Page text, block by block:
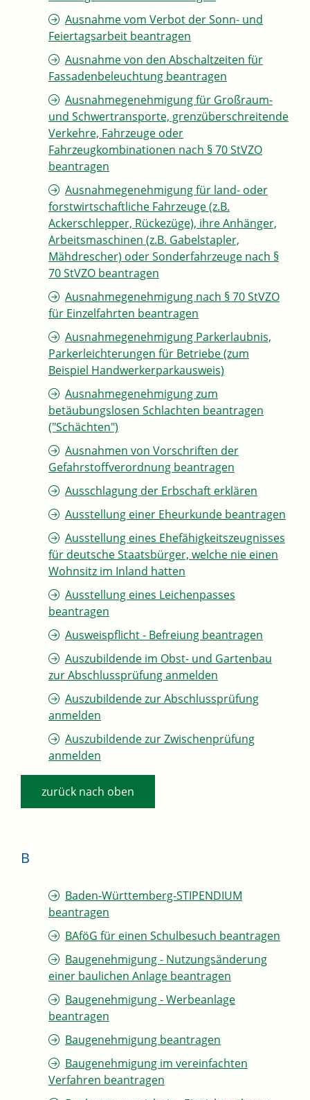
Ausnahme vom Verbot der Sonn- und
Feiertagsarbeit beantragen
Ausnahme von den Abschaltzeiten für
Fassadenbeleuchtung beantragen
Ausnahmegenehmigung für Großraum-
und Schwertransporte, grenzüberschreitende
Verkehre, Fahrzeuge oder
Fahrzeugkombinationen nach § 70 StVZO
beantragen
Ausnahmegenehmigung für land- oder
forstwirtschaftliche Fahrzeuge (z.B.
Ackerschlepper, Rückezüge), ihre Anhänger,
Arbeitsmaschinen (z.B. Gabelstapler,
Mähdrescher) oder Sonderfahrzeuge nach §
70 StVZO beantragen
Ausnahmegenehmigung nach § 70 StVZO
für Einzelfahrten beantragen
Ausnahmegenehmigung Parkerlaubnis,
Parkerleichterungen für Betriebe (zum
Beispiel Handwerkerparkausweis)
Ausnahmegenehmigung zum
betäubungslosen Schlachten beantragen
("Schächten")
Ausnahmen von Vorschriften der
Gefahrstoffverordnung beantragen
Ausschlagung der Erbschaft erklären
Ausstellung einer Eheurkunde beantragen
Ausstellung eines Ehefähigkeitszeugnisses
für deutsche Staatsbürger, welche nie einen
Wohnsitz im Inland hatten
Ausstellung eines Leichenpasses
beantragen
Ausweispflicht - Befreiung beantragen
Auszubildende im Obst- und Gartenbau
zur Abschlussprüfung anmelden
Auszubildende zur Abschlussprüfung
anmelden
Auszubildende zur Zwischenprüfung
anmelden
zurück nach oben
B
Baden-Württemberg-STIPENDIUM
beantragen
BAföG für einen Schulbesuch beantragen
Baugenehmigung - Nutzungsänderung
einer baulichen Anlage beantragen
Baugenehmigung - Werbeanlage
beantragen
Baugenehmigung beantragen
Baugenehmigung im vereinfachten
Verfahren beantragen